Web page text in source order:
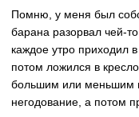
Помню, у меня был
барана разорвал чей-
каждое утро приходил
потом ложился в
большим или меньшим
негодование, а потом